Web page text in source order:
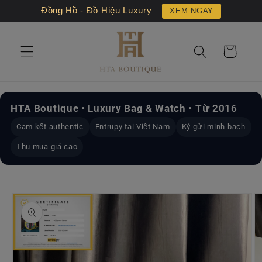
Đồng Hồ - Đồ Hiệu Luxury XEM NGAY
đến nội
Giỏ
hàng
HTA Boutique • Luxury Bag & Watch • Từ 2016
Cam kết authentic Entrupy tại Việt Nam Ký gửi minh bạch
Thu mua giá cao
đến
thông
tin sản
phẩm